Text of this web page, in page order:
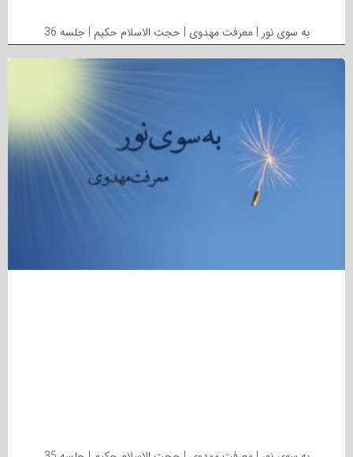
به سوی نور | معرفت مهدوی | حجت الاسلام حکیم | جلسه 36